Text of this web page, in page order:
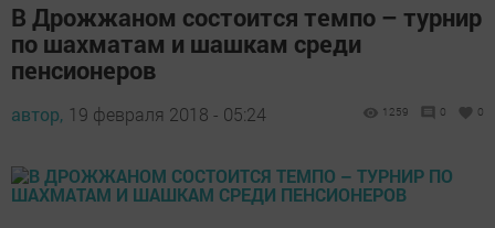
В Дрожжаном состоится темпо – турнир
по шахматам и шашкам среди
пенсионеров
автор, 19 февраля 2018 - 05:24 1259 0 0